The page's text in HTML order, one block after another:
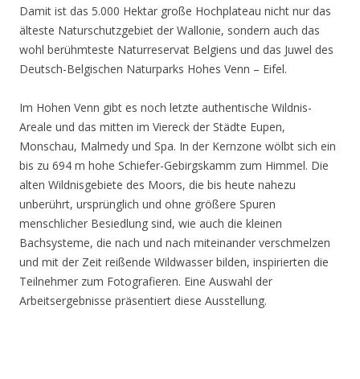
Damit ist das 5.000 Hektar große Hochplateau nicht nur das
älteste Naturschutzgebiet der Wallonie, sondern auch das
wohl berühmteste Naturreservat Belgiens und das Juwel des
Deutsch-Belgischen Naturparks Hohes Venn – Eifel.
Im Hohen Venn gibt es noch letzte authentische Wildnis-
Areale und das mitten im Viereck der Städte Eupen,
Monschau, Malmedy und Spa. In der Kernzone wölbt sich ein
bis zu 694 m hohe Schiefer-Gebirgskamm zum Himmel. Die
alten Wildnisgebiete des Moors, die bis heute nahezu
unberührt, ursprünglich und ohne größere Spuren
menschlicher Besiedlung sind, wie auch die kleinen
Bachsysteme, die nach und nach miteinander verschmelzen
und mit der Zeit reißende Wildwasser bilden, inspirierten die
Teilnehmer zum Fotografieren. Eine Auswahl der
Arbeitsergebnisse präsentiert diese Ausstellung.